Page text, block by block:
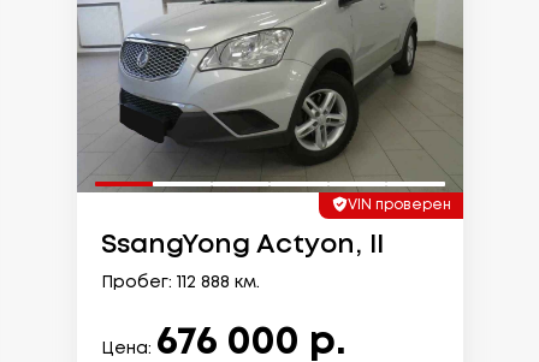
VIN проверен
SsangYong Actyon, II
Пробег: 112 888 км.
Цена: 676 000 р.